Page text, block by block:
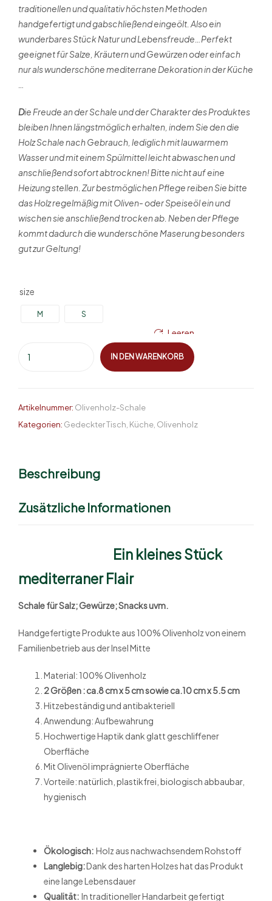
traditionellen und qualitativ höchsten Methoden
handgefertigt und gabschließend eingeölt. Also ein
wunderbares Stück Natur und Lebensfreude…Perfekt
geeignet für Salze, Kräutern und Gewürzen oder einfach
nur als wunderschöne mediterrane Dekoration in der Küche
Die Freude an der Schale und der Charakter des Produktes
bleiben Ihnen längstmöglich erhalten, indem Sie den die
Holz Schale nach Gebrauch, lediglich mit lauwarmem
Wasser und mit einem Spülmittel leicht abwaschen und
anschließend sofort abtrocknen! Bitte nicht auf eine
Heizung stellen. Zur bestmöglichen Pflege reiben Sie bitte
das Holz regelmäßig mit Oliven- oder Speiseöl ein und
wischen sie anschließend trocken ab. Neben der Pflege
kommt dadurch die wunderschöne Maserung besonders
gut zur Geltung!
size
M S
Leeren
IN DEN WARENKORB
Artikelnummer: Olivenholz-Schale
Kategorien: Gedeckter Tisch, Küche, Olivenholz
Beschreibung
Zusätzliche Informationen
Ein kleines Stück
mediterraner Flair
Schale für Salz; Gewürze; Snacks uvm.
Handgefertigte Produkte aus 100% Olivenholz von einem
Familienbetrieb aus der Insel Mitte
Material: 100% Olivenholz
2 Größen : ca.8 cm x 5 cm sowie ca.10 cm x 5.5 cm
Hitzebeständig und antibakteriell
Anwendung: Aufbewahrung
Hochwertige Haptik dank glatt geschliffener
Oberfläche
Mit Olivenöl imprägnierte Oberfläche
Vorteile: natürlich, plastikfrei, biologisch abbaubar,
hygienisch
Ökologisch: Holz aus nachwachsendem Rohstoff
Langlebig:Dank des harten Holzes hat das Produkt
eine lange Lebensdauer
Qualität: In traditioneller Handarbeit gefertigt